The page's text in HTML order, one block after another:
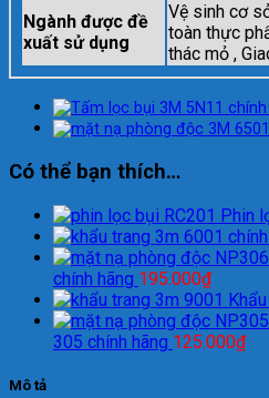
Ngành được đề
xuất sử dụng
Vệ sinh cơ
toàn thực
thác mỏ ,
Có thể bạn thích…
Phin
chính hãng 195.000₫
305 chính hãng 125.000₫
Mô tả